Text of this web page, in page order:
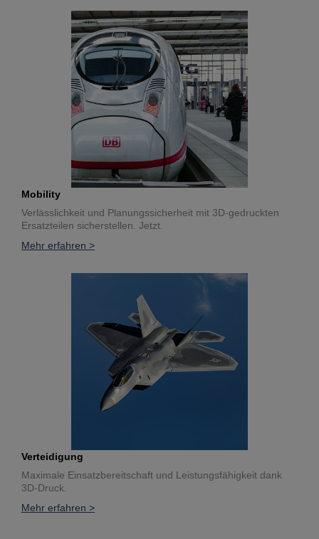
Mobility
Verlässlichkeit und Planungssicherheit mit 3D-gedruckten
Ersatzteilen sicherstellen. Jetzt.
Mehr erfahren >
Verteidigung
Maximale Einsatzbereitschaft und Leistungsfähigkeit dank
3D-Druck.
Mehr erfahren >